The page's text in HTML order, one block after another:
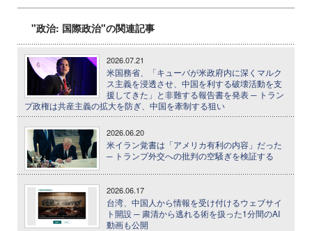
"政治: 国際政治"の関連記事
2026.07.21
米国務省、「キューバが米政府内に深くマルク
ス主義を浸透させ、中国を利する破壊活動を支
援してきた」と非難する報告書を発表 ─ トラン
プ政権は共産主義の拡大を防ぎ、中国を牽制する狙い
2026.06.20
米イラン覚書は「アメリカ有利の内容」だった
─ トランプ外交への批判の空騒ぎを検証する
2026.06.17
台湾、中国人から情報を受け付けるウェブサイ
ト開設 ─ 粛清から逃れる術を扱った1分間のAI
動画も公開